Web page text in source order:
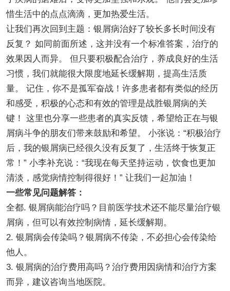
惜生活中的点点滴滴，更加热爱生活。
让我们再次回到主题：银屑病治好了较长多长时间没有
反复？ 如同前面所述，这并没有一个标准答案，治疗的
效果因人而异。 但只要积极配合治疗，养成良好的生活
习惯，我们就能很大限度地延长缓解期，提高生活质
量。 记住，你不是孤军奋战！许多患者都有类似的经历
和感受，积极的心态和有效的管理是战胜银屑病的关
键！ 这里也分享一些患者的真实反馈，希望给正在与银
屑病斗争的朋友们带来鼓励和希望。 小张说：“积极治疗
后，我的银屑病已经很久没有反复了，生活终于恢复正
常！” 小李补充说：“我现在每天坚持运动，饮食也更加
清淡，感觉病情控制得很好！” 让我们一起加油！
一些常见问题解答：
全都. 银屑病能治疗吗？目前医学技术还不能尽量治疗银
屑病，但可以有效控制病情，延长缓解期。
2. 银屑病会传染吗？银屑病不传染，不必担心会传染给
他人。
3. 银屑病的治疗费用高吗？治疗费用因病情和治疗方案
而异，建议咨询当地医院。